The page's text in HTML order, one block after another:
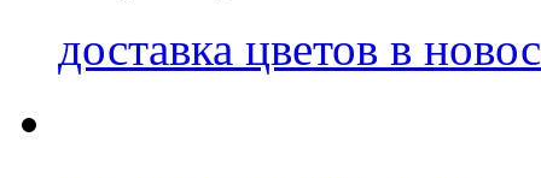
доставка цветов в